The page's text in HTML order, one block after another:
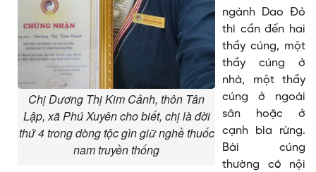
Chị Dương Thị Kim Cảnh, thôn Tân
Lập, xã Phú Xuyên cho biết, chị là đời
thứ 4 trong dòng tộc gìn giữ nghề thuốc
nam truyền thống
ngành Dao Đỏ
thì cần đến hai
thầy cúng, một
thầy cúng ở
nhà, một thầy
cúng ở ngoài
sân hoặc ở
cạnh bìa rừng.
Bài cúng
thường có nội